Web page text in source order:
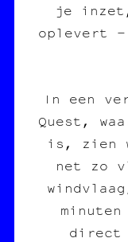
je inzet,
oplevert
In een
Quest,
is, zien
net zo
direct